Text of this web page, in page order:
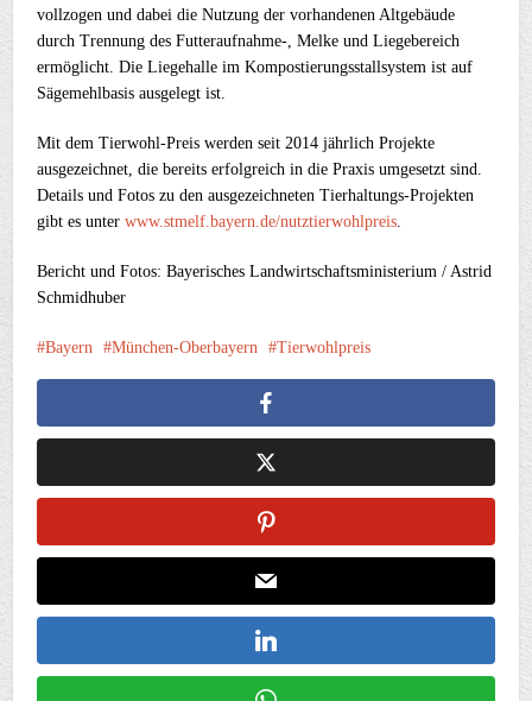
vollzogen und dabei die Nutzung der vorhandenen Altgebäude
durch Trennung des Futteraufnahme-, Melke und Liegebereich
ermöglicht. Die Liegehalle im Kompostierungsstallsystem ist auf
Sägemehlbasis ausgelegt ist.
Mit dem Tierwohl-Preis werden seit 2014 jährlich Projekte
ausgezeichnet, die bereits erfolgreich in die Praxis umgesetzt sind.
Details und Fotos zu den ausgezeichneten Tierhaltungs-Projekten
gibt es unterwww.stmelf.bayern.de/nutztierwohlpreis
Bericht und Fotos: Bayerisches Landwirtschaftsministerium / Astrid
Schmidhuber
Bayern München-Oberbayern Tierwohlpreis